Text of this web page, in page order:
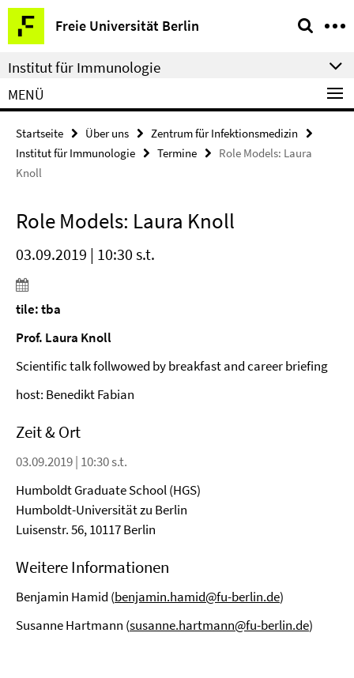
Springe
direkt
zu
Inhalt
Freie Universität Berlin
Service-
Navigation
Institut für Immunologie
MENÜ
Startseite Über uns
Zentrum für Infektionsmedizin
Institut für Immunologie
Termine
Role Models: Laura
Knoll
Role Models: Laura Knoll
03.09.2019 | 10:30 s.t.
tile: tba
Prof. Laura Knoll
Scientific talk follwowed by breakfast and career briefing
host: Benedikt Fabian
Zeit & Ort
03.09.2019 | 10:30 s.t.
Humboldt Graduate School (HGS)
Humboldt-Universität zu Berlin
Luisenstr. 56, 10117 Berlin
Weitere Informationen
Benjamin Hamid (benjamin.hamid@fu-berlin.de)
Susanne Hartmann (susanne.hartmann@fu-berlin.de)